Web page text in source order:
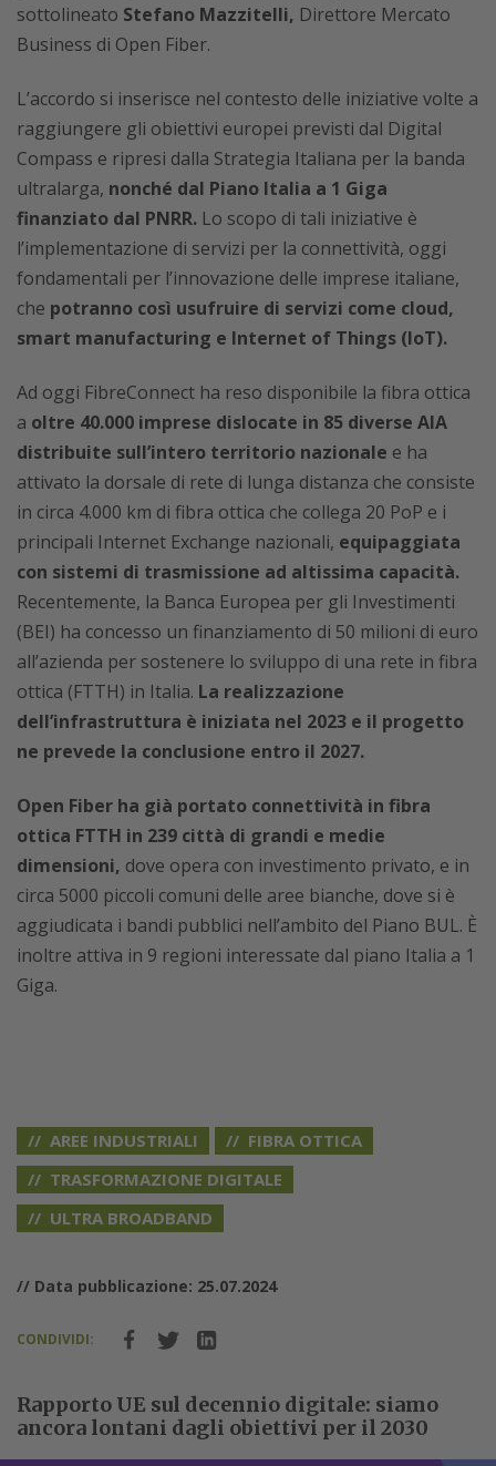
sottolineato Stefano Mazzitelli, Direttore Mercato
Business di Open Fiber.
L’accordo si inserisce nel contesto delle iniziative volte a
raggiungere gli obiettivi europei previsti dal Digital
Compass e ripresi dalla Strategia Italiana per la banda
ultralarga, nonché dal Piano Italia a 1 Giga
finanziato dal PNRR. Lo scopo di tali iniziative è
l’implementazione di servizi per la connettività, oggi
fondamentali per l’innovazione delle imprese italiane,
che potranno così usufruire di servizi come cloud,
smart manufacturing e Internet of Things (IoT).
Ad oggi FibreConnect ha reso disponibile la fibra ottica
a oltre 40.000 imprese dislocate in 85 diverse AIA
distribuite sull’intero territorio nazionale e ha
attivato la dorsale di rete di lunga distanza che consiste
in circa 4.000 km di fibra ottica che collega 20 PoP e i
principali Internet Exchange nazionali, equipaggiata
con sistemi di trasmissione ad altissima capacità.
Recentemente, la Banca Europea per gli Investimenti
(BEI) ha concesso un finanziamento di 50 milioni di euro
all’azienda per sostenere lo sviluppo di una rete in fibra
ottica (FTTH) in Italia. La realizzazione
dell’infrastruttura è iniziata nel 2023 e il progetto
ne prevede la conclusione entro il 2027.
Open Fiber ha già portato connettività in fibra
ottica FTTH in 239 città di grandi e medie
dimensioni, dove opera con investimento privato, e in
circa 5000 piccoli comuni delle aree bianche, dove si è
aggiudicata i bandi pubblici nell’ambito del Piano BUL. È
inoltre attiva in 9 regioni interessate dal piano Italia a 1
Giga.
AREE INDUSTRIALI
FIBRA OTTICA
TRASFORMAZIONE DIGITALE
ULTRA BROADBAND
// Data pubblicazione: 25.07.2024
CONDIVIDI:
Rapporto UE sul decennio digitale: siamo
ancora lontani dagli obiettivi per il 2030